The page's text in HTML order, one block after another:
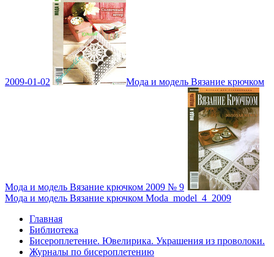
2009-01-02 Мода и модель Вязание крючком
Мода и модель Вязание крючком 2009 № 9
Мода и модель Вязание крючком Moda_model_4_2009
Главная
Библиотека
Бисероплетение. Ювелирика. Украшения из проволоки.
Журналы по бисероплетению